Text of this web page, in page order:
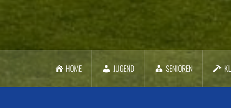
HOME JUGEND SENIOREN